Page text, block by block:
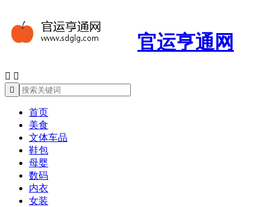
官运亨通网
 

首页
美食
文体车品
鞋包
母婴
数码
内衣
女装